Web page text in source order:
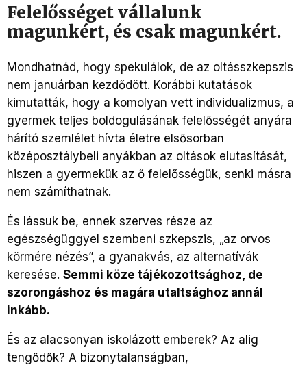
Felelősséget vállalunk
magunkért, és csak magunkért.
Mondhatnád, hogy spekulálok, de az oltásszkepszis
nem januárban kezdődött. Korábbi kutatások
kimutatták, hogy a komolyan vett individualizmus, a
gyermek teljes boldogulásának felelősségét anyára
hárító szemlélet hívta életre elsősorban
középosztálybeli anyákban az oltások elutasítását,
hiszen a gyermekük az ő felelősségük, senki másra
nem számíthatnak.
És lássuk be, ennek szerves része az
egészségüggyel szembeni szkepszis, „az orvos
körmére nézés”, a gyanakvás, az alternatívák
keresése. Semmi köze tájékozottsághoz, de
szorongáshoz és magára utaltsághoz annál
inkább.
És az alacsonyan iskolázott emberek? Az alig
tengődők? A bizonytalanságban,